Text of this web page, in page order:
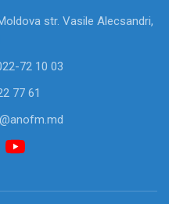
str. Vasile Alecsandri,
72 10 03
77 61